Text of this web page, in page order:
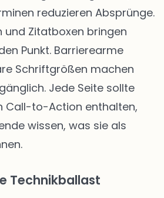
reduzieren Absprünge.
und Zitatboxen bringen
Punkt. Barrierearme
Schriftgrößen machen
Jede Seite sollte
Call-to-Action enthalten,
wissen, was sie als
Technikballast